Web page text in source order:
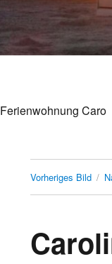
Ferienwohnung Caro
Vorheriges Bild